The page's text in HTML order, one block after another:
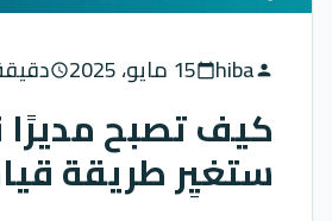
person
hiba
calendar_today15 مايو، 2025 schedule
ستغيِر طريقة